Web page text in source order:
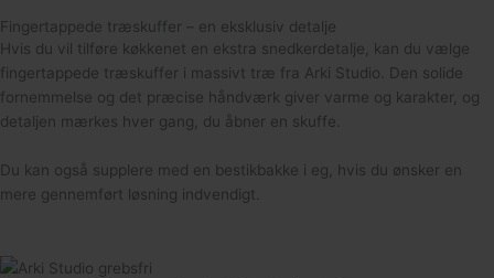
Fingertappede træskuffer – en eksklusiv detalje
Hvis du vil tilføre køkkenet en ekstra snedkerdetalje, kan du vælge
fingertappede træskuffer i massivt træ fra Arki Studio. Den solide
fornemmelse og det præcise håndværk giver varme og karakter, og
detaljen mærkes hver gang, du åbner en skuffe.
Du kan også supplere med en bestikbakke i eg, hvis du ønsker en
mere gennemført løsning indvendigt.